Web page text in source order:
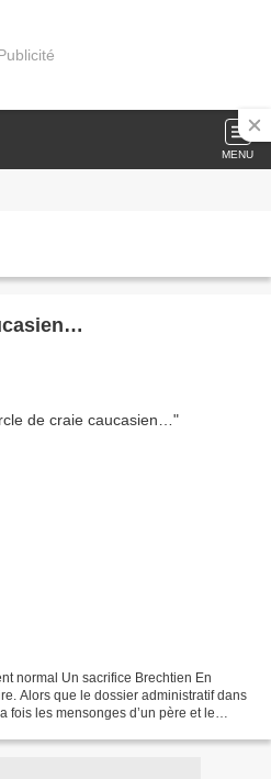
MENU
normal Un sacrifice Brechtien En
Alors que le dossier administratif dans
fois les mensonges d’un père et le